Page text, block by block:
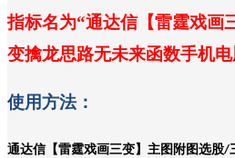
指标名为“通达信【雷霆戏画
变擒龙思路无未来函数手机
使用方法：
通达信【雷霆戏画三变】主图附图选股/